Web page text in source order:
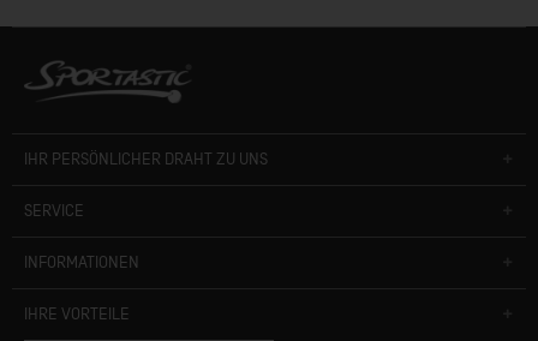
IHR PERSÖNLICHER DRAHT ZU UNS
SERVICE
INFORMATIONEN
IHRE VORTEILE